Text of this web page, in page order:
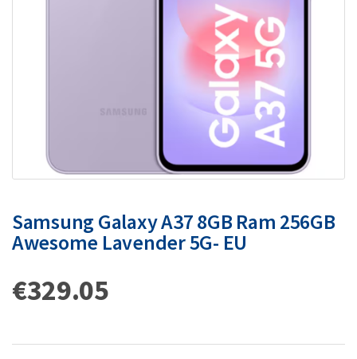
Samsung Galaxy A37 8GB Ram 256GB
Awesome Lavender 5G- EU
€329.05